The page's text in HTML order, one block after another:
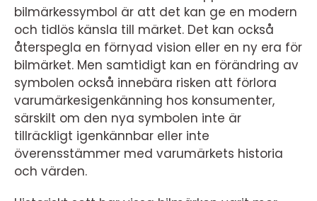
bilmärkessymbol är att det kan ge en modern
och tidlös känsla till märket. Det kan också
återspegla en förnyad vision eller en ny era för
bilmärket. Men samtidigt kan en förändring av
symbolen också innebära risken att förlora
varumärkesigenkänning hos konsumenter,
särskilt om den nya symbolen inte är
tillräckligt igenkännbar eller inte
överensstämmer med varumärkets historia
och värden.